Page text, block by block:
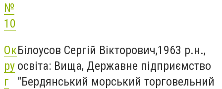
№
10
Ок
ру
г
Білоусов Сергій Вікторович,1963 р.н.,
освіта: Вища, Державне підприємство
"Бердянський морський торговельний